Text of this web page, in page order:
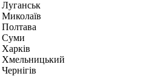
Луганськ
Миколаїв
Полтава
Суми
Харків
Хмельницький
Чернігів